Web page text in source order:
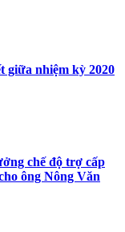
giữa nhiệm kỳ 2020
chế độ trợ cấp
ông Nông Văn